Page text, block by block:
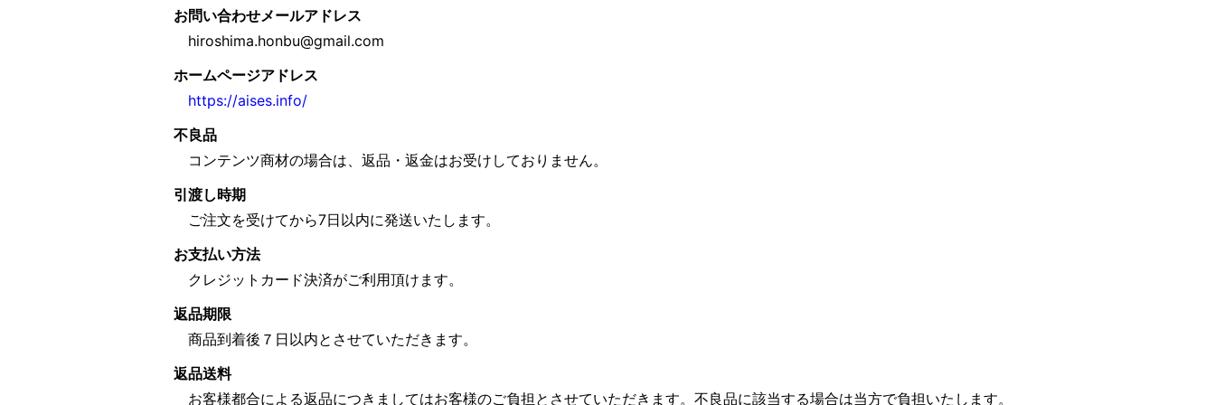
お問い合わせメールアドレス
hiroshima.honbu@gmail.com
ホームページアドレス
https://aises.info/
不良品
コンテンツ商材の場合は、返品・返金はお受けしておりません。
引渡し時期
ご注文を受けてから7日以内に発送いたします。
お支払い方法
クレジットカード決済がご利用頂けます。
返品期限
商品到着後７日以内とさせていただきます。
返品送料
お客様都合による返品につきましてはお客様のご負担とさせていただきます。不良品に該当する場合は当方で負担いたします。